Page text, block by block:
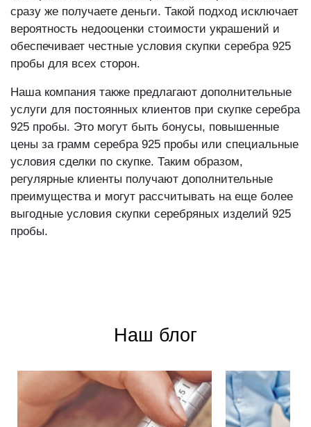
925 пробы, ведь оценка проводится при вас, и вы
сразу же получаете деньги. Такой подход исключает
вероятность недооценки стоимости украшений и
обеспечивает честные условия скупки серебра 925
Наша компания также предлагают дополнительные
услуги для постоянных клиентов при скупке серебра
925 пробы. Это могут быть бонусы, повышенные
цены за грамм серебра 925 пробы или специальные
условия сделки по скупке. Таким образом,
регулярные клиенты получают дополнительные
преимущества и могут рассчитывать на еще более
выгодные условия скупки серебряных изделий 925